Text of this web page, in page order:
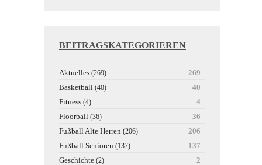
BEITRAGSKATEGORIEREN
Aktuelles (269)
269
Basketball (40)
40
Fitness (4)
4
Floorball (36)
36
Fußball Alte Herren (206)
206
Fußball Senioren (137)
137
Geschichte (2)
2